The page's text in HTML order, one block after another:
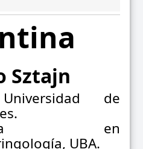
Sztajn
de
en
UBA.